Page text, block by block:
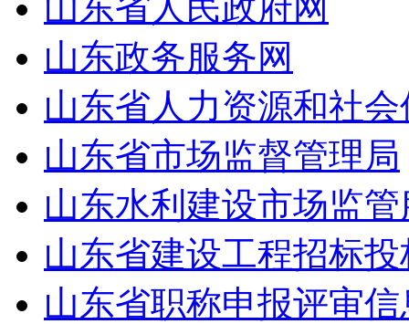
山东政务服务网
山东省人力资源和社
山东省市场监督管理局
山东水利建设市场监
山东省建设工程招标
山东省职称申报评审